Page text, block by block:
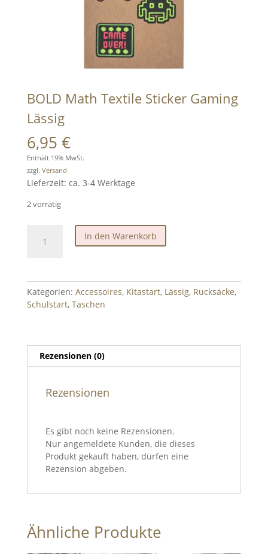
BOLD Math Textile Sticker Gaming
Lässig
6,95 €
Enthält 19% MwSt.
zzgl. Versand
Lieferzeit: ca. 3-4 Werktage
2 vorrätig
Math
Gaming
Lässig
Menge
In den Warenkorb
Kategorien: Accessoires, Kitastart, Lässig, Rucksäcke,
Schulstart, Taschen
Rezensionen (0)
Rezensionen
Es gibt noch keine Rezensionen.
Nur angemeldete Kunden, die dieses
Produkt gekauft haben, dürfen eine
Rezension abgeben.
Ähnliche Produkte